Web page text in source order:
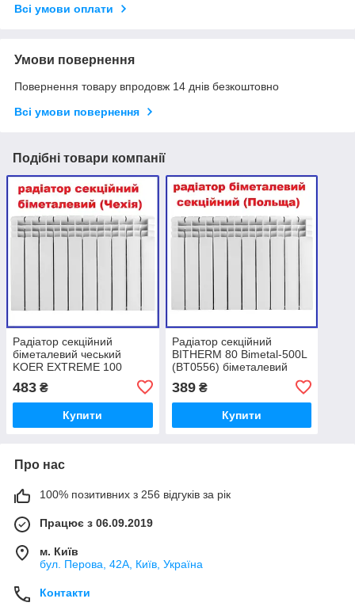
Всі умови оплати
Умови повернення
Повернення товару впродовж 14 днів безкоштовно
Всі умови повернення
Подібні товари компанії
Радіатор секційний
біметалевий чеський
KOER EXTREME 100
Чехія
483 ₴
Купити
Радіатор секційний
BITHERM 80 Bimetal-500L
(BT0556) біметалевий
389₴
Купити
Про нас
100% позитивних з 256 відгуків за рік
Працює з 06.09.2019
м. Київ
бул. Перова, 42А, Київ, Україна
Контакти